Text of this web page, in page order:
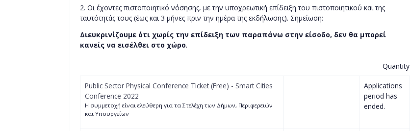
2. Οι έχοντες πιστοποιητικό νόσησης, με την υποχρεωτική επίδειξη του πιστοποιητικού και της
ταυτότητάς τους (έως και 3 μήνες πριν την ημέρα της εκδήλωσης). Σημείωση:
Διευκρινίζουμε ότι χωρίς την επίδειξη των παραπάνω στην είσοδο, δεν θα μπορεί
κανείς να εισέλθει στο χώρο.
Quantity
Public Sector Physical Conference Ticket (Free) - Smart Cities
Conference 2022
H συμμετοχή είναι ελεύθερη για τα Στελέχη των Δήμων, Περιφερειών
και Υπουργείων
Applications
period has
ended.